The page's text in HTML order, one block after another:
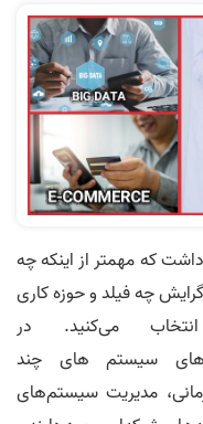
که مهمتر از اینکه چه
چه فیلد و حوزه کاری
می‌کنید. در
سیستم های چند
مدیریت سیستم‌های